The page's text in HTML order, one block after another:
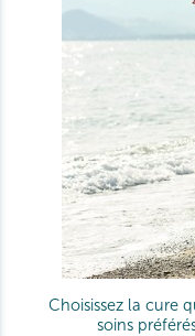
Choisissez la cure
soins